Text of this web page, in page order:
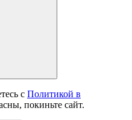
с Политикой в
покиньте сайт.